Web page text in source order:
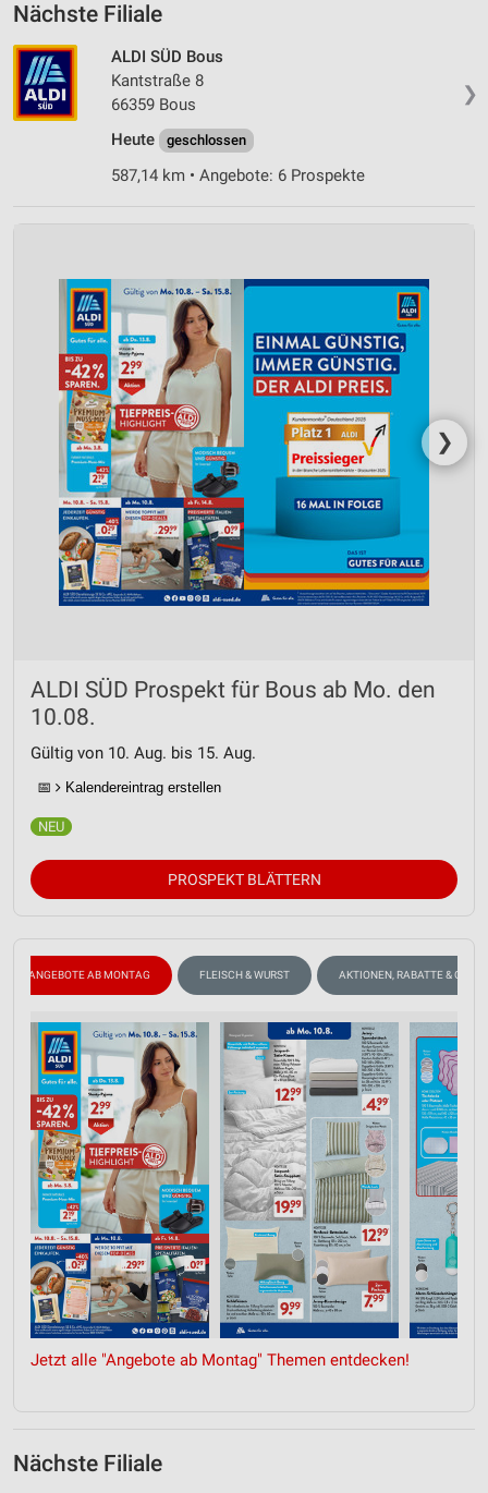
Nächste Filiale
❯
ALDI SÜD Bous
Kantstraße 8
66359 Bous
Heute
geschlossen
587,14 km • Angebote: 6 Prospekte
❯
ALDI SÜD Prospekt für Bous ab Mo. den
10.08.
Gültig von 10. Aug. bis 15. Aug.
📅 Kalendereintrag erstellen
PROSPEKT BLÄTTERN
ANGEBOTE AB MONTAG FLEISCH & WURST AKTIONEN, RABATTE &
Jetzt alle "Angebote ab Montag" Themen entdecken!
Nächste Filiale